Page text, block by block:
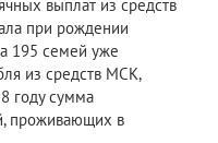
выплат из средств
при рождении
195 семей уже
из средств МСК,
году сумма
проживающих в